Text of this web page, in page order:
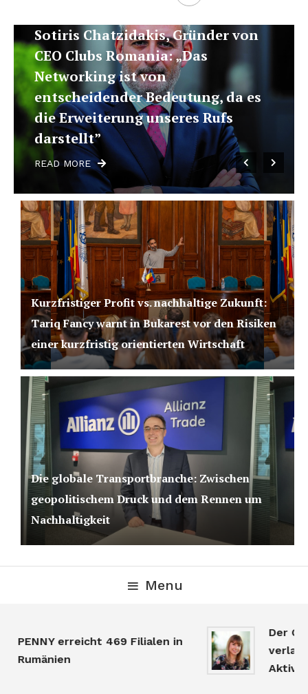
es
Tudor Popp, Founding Partner
Hotspot Workhub: „Der Anteil
flexibler Arbeitsplätze wird in
kommenden Jahren von den
wenigen Prozentsätzen heute
etwa 10 bis 20 Prozent steigen”
READ MORE
Kurzfristiger Profit vs. nachhaltige Zukunft:
Tariq Fancy warnt in Bukarest vor den Risiken
einer kurzfristig orientierten Wirtschaft
Die globale Transportbranche: Zwischen
geopolitischem Druck und dem Rennen um
Nachhaltigkeit
Menu
erreicht 469 Filialen in
Der
Aktivität